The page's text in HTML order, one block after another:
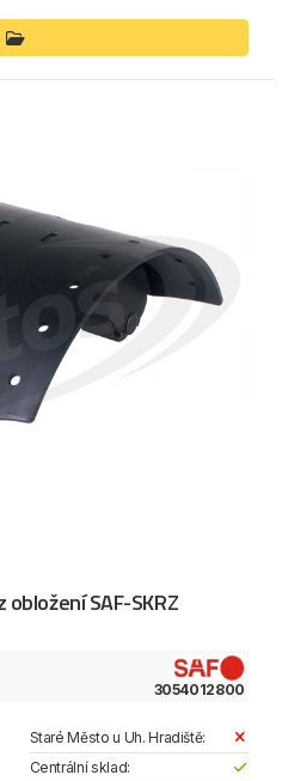
SAF-SKRZ
3054012800
Staré Město u Uh. Hradiště:
Centrální sklad: